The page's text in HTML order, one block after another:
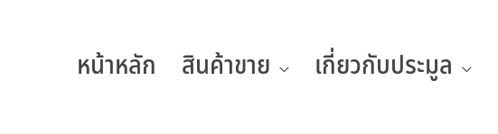
หน้าหลัก สินค้าขาย เกี่ยวกับประมูล